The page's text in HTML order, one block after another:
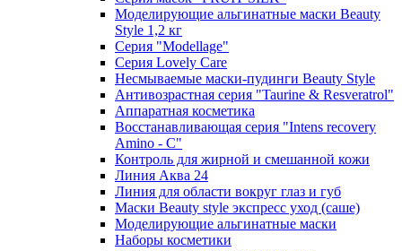
Моделирующие альгинатные маски Beauty
Style 1,2 кг
Серия "Modellage"
Cерия Lovely Care
Несмываемые маски-пудинги Beauty Style
Антивозрастная серия "Taurine & Resveratrol"
Аппаратная косметика
Восстанавливающая серия "Intens recovery
Amino - C"
Контроль для жирной и смешанной кожи
Линия Аква 24
Линия для области вокруг глаз и губ
Маски Beauty style экспресс уход (саше)
Моделирующие альгинатные маски
Наборы косметики